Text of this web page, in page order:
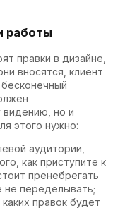
работы
правки в дизайне,
вносятся, клиент
видению, но и
этого нужно:
аудитории,
как приступите к
пренебрегать
не переделывать;
правок будет